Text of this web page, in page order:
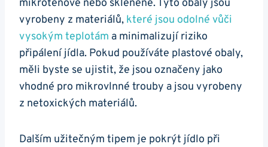
mikrotenové nebo skleněné. Tyto obaly jsou
‌vyrobeny z materiálů, které jsou odolné ⁣vůči
vysokým teplotám a minimalizují riziko
připálení jídla. ⁣Pokud používáte plastové ⁣obaly,
měli ⁣byste se‍ ujistit,⁣ že ⁢jsou označeny jako
vhodné⁤ pro mikrovlnné trouby a jsou vyrobeny​
z netoxických ​materiálů.
Dalším užitečným tipem je pokrýt jídlo při